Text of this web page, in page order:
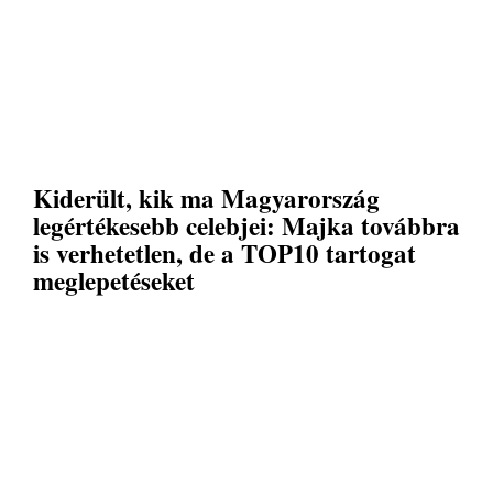
Kiderült, kik ma Magyarország
legértékesebb celebjei: Majka továbbra
is verhetetlen, de a TOP10 tartogat
meglepetéseket